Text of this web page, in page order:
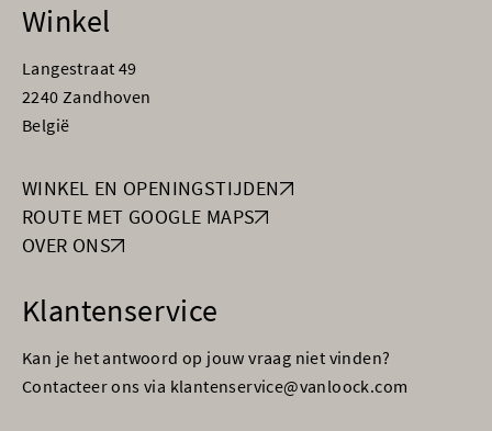
Winkel
Langestraat 49
2240 Zandhoven
België
WINKEL EN OPENINGSTIJDEN
ROUTE MET GOOGLE MAPS
OVER ONS
Klantenservice
Kan je het antwoord op jouw vraag niet vinden?
Contacteer ons via klantenservice@vanloock.com